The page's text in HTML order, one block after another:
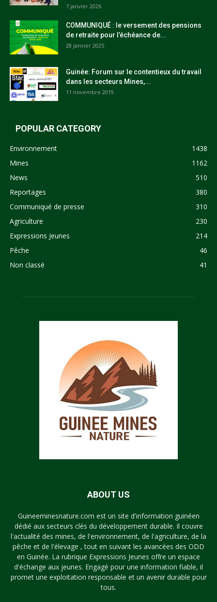
7 janvier 2026
COMMUNIQUÉ : le versement des pensions
de retraite pour l’échéance de...
28 janvier 2025
Guinée: Forum sur le contentieux du travail
dans les secteurs Mines,...
11 novembre 2019
POPULAR CATEGORY
Environnement
1438
Mines
1162
News
510
Reportages
380
Communiqué de presse
310
Agriculture
230
Expressions Jeunes
214
Pêche
46
Non classé
41
ABOUT US
Guineeminesnature.com est un site d'information guinéen
dédié aux secteurs clés du développement durable. Il couvre
l'actualité des mines, de l'environnement, de l'agriculture, de la
pêche et de l'élevage , tout en suivant les avancées des ODD
en Guinée. La rubrique Expressions Jeunes offre un espace
d'échange aux jeunes. Engagé pour une information fiable, il
promet une exploitation responsable et un avenir durable pour
tous.